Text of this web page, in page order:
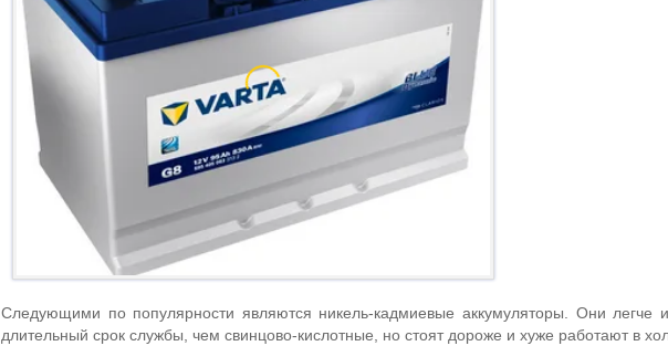
Следующими по популярности являются никель-кадмиевые аккумуляторы. Они легче
длительный срок службы, чем свинцово-кислотные, но стоят дороже и хуже работают в